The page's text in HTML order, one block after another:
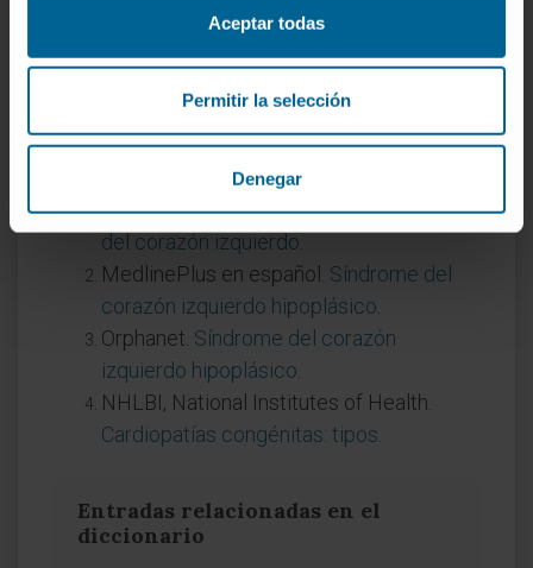
Aceptar todas
Permitir la selección
Denegar
permite planificar el manejo del recién nacido
desde los primeros minutos de vida.
Referencias
MSD Manual (versión para
profesionales).Síndrome de hipoplasia
del corazón izquierdo
MedlinePlus en español. Síndrome del
corazón izquierdo hipoplásico
Orphanet. Síndrome del corazón
izquierdo hipoplásico
NHLBI, National Institutes of Health.
Cardiopatías congénitas: tipos
Entradas relacionadas en el
diccionario